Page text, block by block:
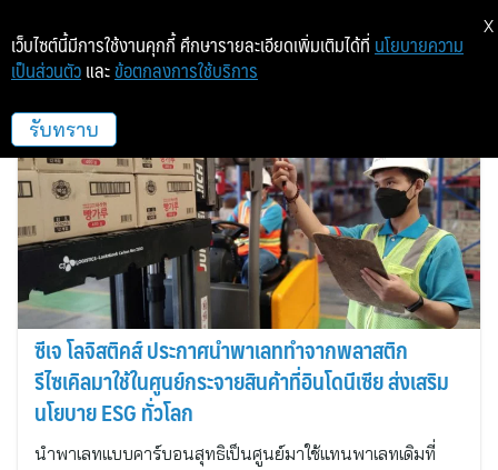
โซล, เกาหลีใต้ และจาการ์ตา, อินโดนีเซีย
ซีเจ โลจิสติคส์ ประกาศนำพาเลททำจากพลาสติก
รีไซเคิลมาใช้ในศูนย์กระจายสินค้าที่อินโดนีเซีย ส่งเสริม
นโยบาย ESG ทั่วโลก
นำพาเลทแบบคาร์บอนสุทธิเป็นศูนย์มาใช้แทนพาเลทเดิมที่
เว็บไซต์นี้มีการใช้งานคุกกี้ ศึกษารายละเอียดเพิ่มเติมได้ที่ นโยบายความ
เป็นส่วนตัว และ ข้อตกลงการใช้บริการ
รับทราบ
X